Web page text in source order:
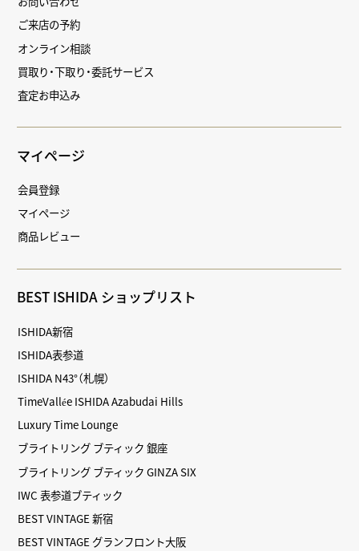
ご来店の予約
オンライン相談
買取り・下取り・委託サービス
査定お申込み
マイページ
会員登録
マイページ
商品レビュー
BEST ISHIDA ショップリスト
ISHIDA新宿
ISHIDA表参道
ISHIDA N43°（札幌）
TimeVallée ISHIDA Azabudai Hills
Luxury Time Lounge
ブライトリング ブティック 銀座
ブライトリング ブティック GINZA SIX
IWC 表参道ブティック
BEST VINTAGE 新宿
BEST VINTAGE グランフロント大阪